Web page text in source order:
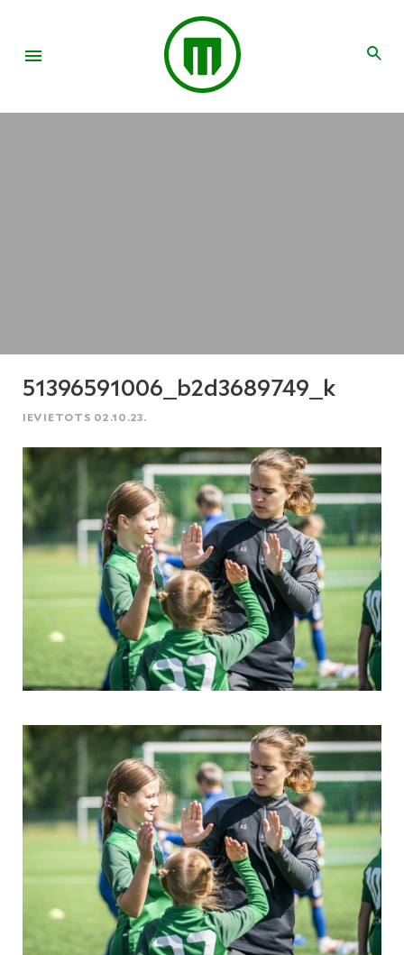
51396591006_b2d3689749_k
IEVIETOTS 02.10.23.